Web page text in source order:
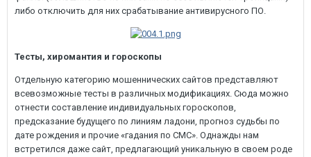
либо отключить для них срабатывание антивирусного ПО.
Тесты, хиромантия и гороскопы
Отдельную категорию мошеннических сайтов представляют
всевозможные тесты в различных модификациях. Сюда можно
отнести составление индивидуальных гороскопов,
предсказание будущего по линиям ладони, прогноз судьбы по
дате рождения и прочие «гадания по СМС». Однажды нам
встретился даже сайт, предлагающий уникальную в своем роде